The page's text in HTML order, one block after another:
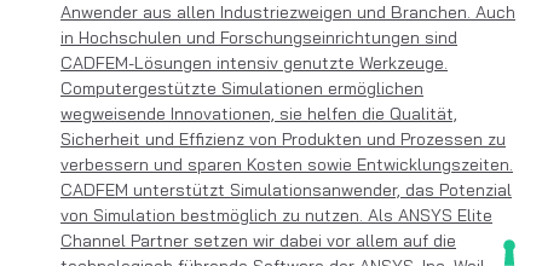
Anwender aus allen Industriezweigen und Branchen. Auch
in Hochschulen und Forschungseinrichtungen sind
CADFEM-Lösungen intensiv genutzte Werkzeuge.
Computergestützte Simulationen ermöglichen
wegweisende Innovationen, sie helfen die Qualität,
Sicherheit und Effizienz von Produkten und Prozessen zu
verbessern und sparen Kosten sowie Entwicklungszeiten.
CADFEM unterstützt Simulationsanwender, das Potenzial
von Simulation bestmöglich zu nutzen. Als ANSYS Elite
Channel Partner setzen wir dabei vor allem auf die